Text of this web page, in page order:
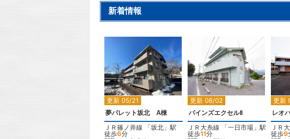
新着情報
更新 05/21
2
夢パレット坂北 A棟
ＪＲ篠ノ井線 「坂北 」駅
徒歩6分
更新 08/02
パインズエクセルⅡ
ＪＲ大糸線 「一日市場 」駅
徒歩11分
更新
レオ
ＪＲ
徒歩9